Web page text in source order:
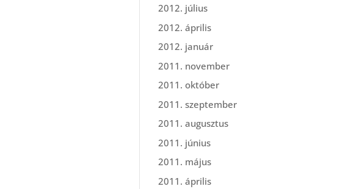
2012. július
2012. április
2012. január
2011. november
2011. október
2011. szeptember
2011. augusztus
2011. június
2011. május
2011. április